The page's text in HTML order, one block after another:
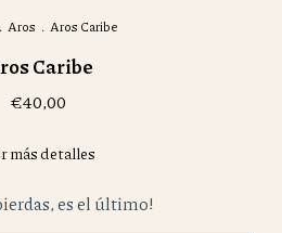
. Aros . Aros Caribe
Caribe
€40,00
más detalles
es el último!